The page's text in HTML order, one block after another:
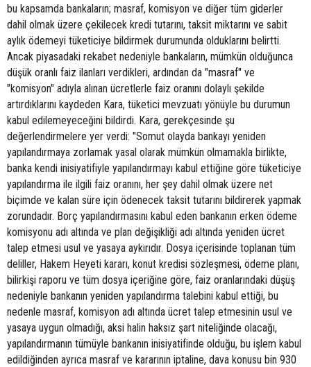
bu kapsamda bankaların; masraf, komisyon ve diğer tüm giderler
dahil olmak üzere çekilecek kredi tutarını, taksit miktarını ve sabit
aylık ödemeyi tüketiciye bildirmek durumunda olduklarını belirtti.
Ancak piyasadaki rekabet nedeniyle bankaların, mümkün olduğunca
düşük oranlı faiz ilanları verdikleri, ardından da "masraf" ve
"komisyon" adıyla alınan ücretlerle faiz oranını dolaylı şekilde
artırdıklarını kaydeden Kara, tüketici mevzuatı yönüyle bu durumun
kabul edilemeyeceğini bildirdi. Kara, gerekçesinde şu
değerlendirmelere yer verdi: "Somut olayda bankayı yeniden
yapılandırmaya zorlamak yasal olarak mümkün olmamakla birlikte,
banka kendi inisiyatifiyle yapılandırmayı kabul ettiğine göre tüketiciye
yapılandırma ile ilgili faiz oranını, her şey dahil olmak üzere net
biçimde ve kalan süre için ödenecek taksit tutarını bildirerek yapmak
zorundadır. Borç yapılandırmasını kabul eden bankanın erken ödeme
komisyonu adı altında ve plan değişikliği adı altında yeniden ücret
talep etmesi usul ve yasaya aykırıdır. Dosya içerisinde toplanan tüm
deliller, Hakem Heyeti kararı, konut kredisi sözleşmesi, ödeme planı,
bilirkişi raporu ve tüm dosya içeriğine göre, faiz oranlarındaki düşüş
nedeniyle bankanın yeniden yapılandırma talebini kabul ettiği, bu
nedenle masraf, komisyon adı altında ücret talep etmesinin usul ve
yasaya uygun olmadığı, aksi halin haksız şart niteliğinde olacağı,
yapılandırmanın tümüyle bankanın inisiyatifinde olduğu, bu işlem kabul
edildiğinden ayrıca masraf ve kararının iptaline, dava konusu bin 930